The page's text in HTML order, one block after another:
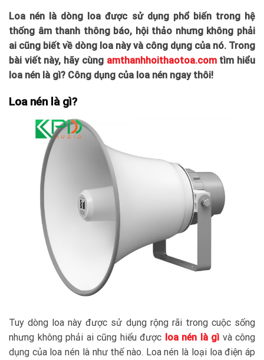
Loa nén là dòng loa được sử dụng phổ biến trong hệ
thống âm thanh thông báo, hội thảo nhưng không phải
ai cũng biết về dòng loa này và công dụng của nó. Trong
bài viết này, hãy cùng amthanhhoithaotoa.comtìm hiểu
loa nén là gì? Công dụng của loa nén ngay thôi!
Loa nén là gì?
Tuy dòng loa này được sử dụng rộng rãi trong cuộc sống
nhưng không phải ai cũng hiểu được loa nén là gì và công
dụng của loa nén là như thế nào. Loa nén là loại loa điện áp